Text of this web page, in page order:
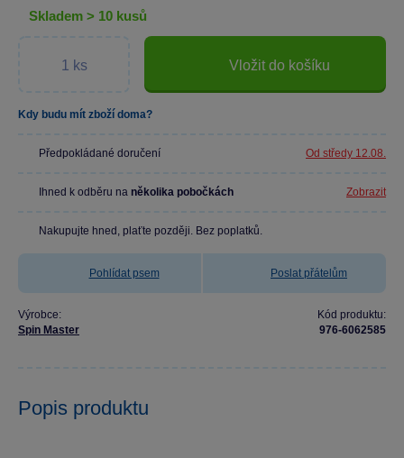
skladem > 10 kusů
Vložit do košíku
Kdy budu mít zboží doma?
Předpokládané doručení Od středy 12.08.
Ihned k odběru na několika pobočkách Zobrazit
Nakupujte hned, plaťte později. Bez poplatků.
Pohlídat psem Poslat přátelům
Výrobce:
Spin Master
Kód produktu:
976-6062585
Popis produktu